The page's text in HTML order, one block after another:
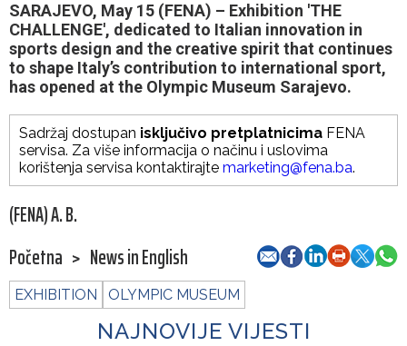
SARAJEVO, May 15 (FENA) – Exhibition 'THE
CHALLENGE', dedicated to Italian innovation in
sports design and the creative spirit that continues
to shape Italy’s contribution to international sport,
has opened at the Olympic Museum Sarajevo.
Sadržaj dostupan isključivo pretplatnicima FENA
servisa. Za više informacija o načinu i uslovima
korištenja servisa kontaktirajte marketing@fena.ba.
(FENA) A. B.
Početna > News in English
EXHIBITION OLYMPIC MUSEUM
NAJNOVIJE VIJESTI